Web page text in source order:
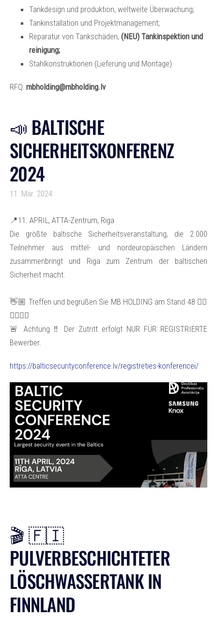
Tankdesign und produktion, weltweite Überwachung;
Tankinstallation und Projektmanagement;
Reparatur von Tankschäden, (NEU) Tankinspektion und
reinigung;
Stahlkonstruktionen (Lieferung und Montage)
RFQ: mbholding@mbholding.lv
📣 BALTISCHE
SICHERHEITSKONFERENZ
2024
11. Mär. 2024
📍11. APRIL, ATTA-Zentrum, Riga
Die größte baltische Sicherheitsveranstaltung, die 2.000
Teilnehmer aus mittel- und nordeuropäischen Ländern
zusammenbringt und Riga zum Zentrum der baltischen
Sicherheit macht.
👋🏼 Treffen und begrüßen Sie MB HOLDING am Stand 48 🙋‍♂️
🙋‍♀️🙋‍♂️
🚨 Achtung ‼️ Der Zutritt erfolgt NUR FÜR REGISTRIERTE
Bewerber.
https://balticsecurityconference.lv/registreties-konferencei/
🎬 🇫🇮
PULVERBESCHICHTETER
LÖSCHWASSERTANK IN
FINNLAND